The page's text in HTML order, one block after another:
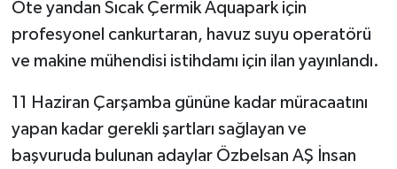
Öte yandan Sıcak Çermik Aquapark için
profesyonel cankurtaran, havuz suyu operatörü
ve makine mühendisi istihdamı için ilan yayınlandı.
11 Haziran Çarşamba gününe kadar müracaatını
yapan kadar gerekli şartları sağlayan ve
başvuruda bulunan adaylar Özbelsan AŞ İnsan